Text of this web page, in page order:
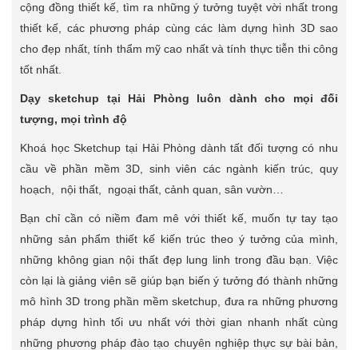
cộng đồng thiết kế, tìm ra những ý tưởng tuyệt vời nhất trong
thiết kế, các phương pháp cùng các làm dựng hình 3D sao
cho đẹp nhất, tính thẩm mỹ cao nhất và tính thực tiễn thi công
tốt nhất.
Dạy sketchup tại Hải Phòng luôn dành cho mọi đối
tượng, mọi trình độ
Khoá học Sketchup tại Hải Phòng dành tất đối tượng có nhu
cầu về phần mềm 3D, sinh viên các ngành kiến trúc, quy
hoạch, nội thất, ngoại thất, cảnh quan, sân vườn…
Bạn chỉ cần có niềm đam mê với thiết kế, muốn tự tay tạo
những sản phẩm thiết kế kiến trúc theo ý tưởng của mình,
những không gian nội thất đẹp lung linh trong đầu bạn. Việc
còn lại là giảng viên sẽ giúp bạn biến ý tưởng đó thành những
mô hình 3D trong phần mềm sketchup, đưa ra những phương
pháp dựng hình tối ưu nhất với thời gian nhanh nhất cùng
những phương pháp đào tạo chuyên nghiệp thực sự bài bản,